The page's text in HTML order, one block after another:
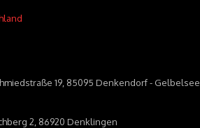
19, 85095 Denkendorf - Gelbelsee
2, 86920 Denklingen